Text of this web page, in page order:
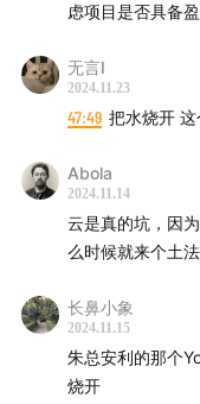
高春辉：「科技
人”，科技、互联
辉，微信公众号：
某高老师：「科
和 IT 行业从业20
（微博：@某高老
【相关资料】
冯若航的公众号【非
【制作团队】
虑项目是否具备盈
无言I
2024.11.23
47:49 把水烧开
Abola
2024.11.14
云是真的坑，因
么时候就来个土
长鼻小象
2024.11.15
朱总安利的那个
烧开